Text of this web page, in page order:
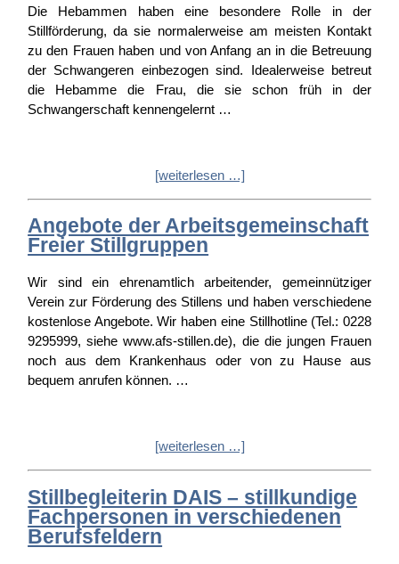
Die Hebammen haben eine besondere Rolle in der
Stillförderung, da sie normalerweise am meisten Kontakt
zu den Frauen haben und von Anfang an in die Betreuung
der Schwangeren einbezogen sind. Idealerweise betreut
die Hebamme die Frau, die sie schon früh in der
Schwangerschaft kennengelernt …
[weiterlesen …]
Angebote der Arbeitsgemeinschaft
Freier Stillgruppen
Wir sind ein ehrenamtlich arbeitender, gemeinnütziger
Verein zur Förderung des Stillens und haben verschiedene
kostenlose Angebote. Wir haben eine Stillhotline (Tel.: 0228
9295999, siehe www.afs-stillen.de), die die jungen Frauen
noch aus dem Krankenhaus oder von zu Hause aus
bequem anrufen können. …
[weiterlesen …]
Stillbegleiterin DAIS – stillkundige
Fachpersonen in verschiedenen
Berufsfeldern